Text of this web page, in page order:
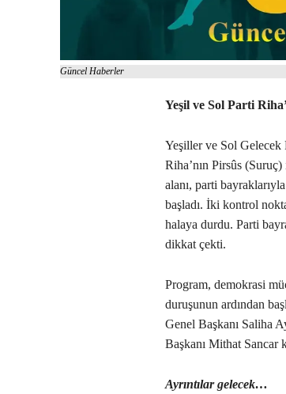
Güncel Haberler
Yeşil ve Sol Parti
Yeşiller ve Sol Gelecek
Riha’nın Pirsûs
alanı, parti
başladı. İki kontrol
halaya durdu. Parti
dikkat çekti.
Program, demokrasi
duruşunun ardından
Genel Başkanı Saliha
Başkanı Mithat Sancar
Ayrıntılar gelecek…